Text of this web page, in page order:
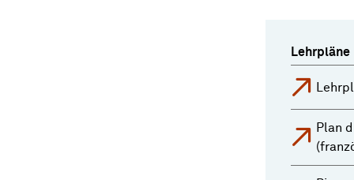
Lehrpläne
Plan